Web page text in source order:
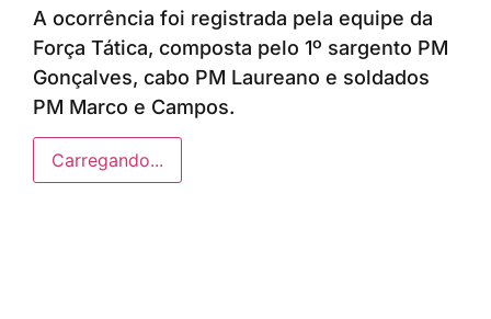
A ocorrência foi registrada pela equipe da
Força Tática, composta pelo 1º sargento PM
Gonçalves, cabo PM Laureano e soldados
PM Marco e Campos.
Carregando...